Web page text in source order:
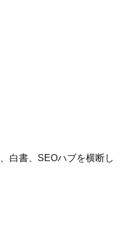
白書、SEOハブを横断し